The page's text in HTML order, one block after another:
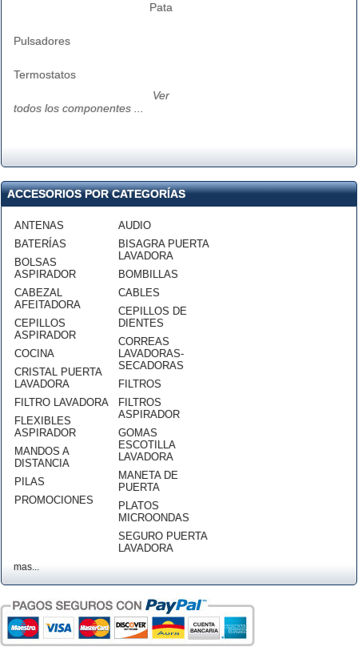
Pata
Pulsadores
Termostatos
Ver
todos los componentes ...
ACCESORIOS POR CATEGORÍAS
ANTENAS
BATERÍAS
BOLSAS
ASPIRADOR
CABEZAL
AFEITADORA
CEPILLOS
ASPIRADOR
COCINA
CRISTAL PUERTA
LAVADORA
FILTRO LAVADORA
FLEXIBLES
ASPIRADOR
MANDOS A
DISTANCIA
PILAS
PROMOCIONES
AUDIO
BISAGRA PUERTA
LAVADORA
BOMBILLAS
CABLES
CEPILLOS DE
DIENTES
CORREAS
LAVADORAS-
SECADORAS
FILTROS
FILTROS
ASPIRADOR
GOMAS
ESCOTILLA
LAVADORA
MANETA DE
PUERTA
PLATOS
MICROONDAS
SEGURO PUERTA
LAVADORA
mas...